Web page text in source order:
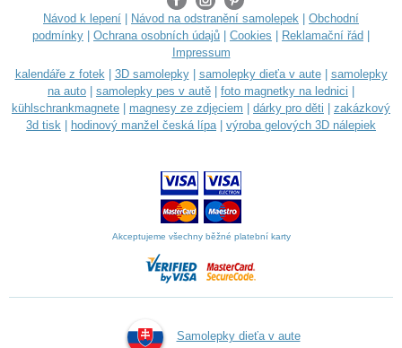
Návod k lepení Návod na odstranění samolepek
Obchodní
podmínky
Ochrana osobních údajů Cookies Reklamační řád
Impressum
kalendáře z fotek| 3D samolepky| samolepky dieťa v aute| samolepky
na auto
samolepky pes v autě foto magnetky na lednici
kühlschrankmagnete
magnesy ze zdjęciem dárky pro děti
zakázkový
3d tisk
hodinový manžel česká lípa| výroba gelových 3D nálepiek
Akceptujeme všechny běžné platební karty
Samolepky dieťa v aute